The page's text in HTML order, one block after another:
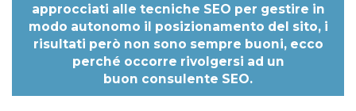
approcciati alle tecniche SEO per gestire in
modo autonomo il posizionamento del sito, i
risultati però non sono sempre buoni, ecco
perché occorre rivolgersi ad un
buon consulente SEO.